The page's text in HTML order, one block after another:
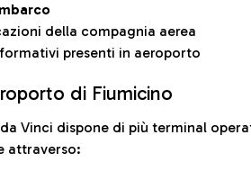
della compagnia aerea
presenti in aeroporto
di Fiumicino
da Vinci dispone di più terminal
attraverso: